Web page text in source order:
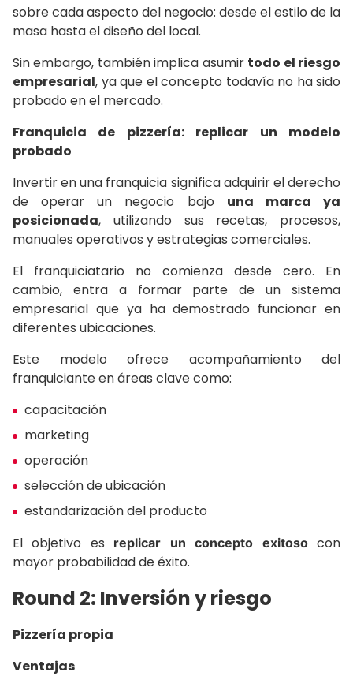
sobre cada aspecto del negocio: desde el estilo de la
masa hasta el diseño del local.
Sin embargo, también implica asumir todo el riesgo
empresarial, ya que el concepto todavía no ha sido
probado en el mercado.
Franquicia de pizzería: replicar un modelo
probado
Invertir en una franquicia significa adquirir el derecho
de operar un negocio bajo una marca ya
posicionada, utilizando sus recetas, procesos,
manuales operativos y estrategias comerciales.
El franquiciatario no comienza desde cero. En
cambio, entra a formar parte de un sistema
empresarial que ya ha demostrado funcionar en
diferentes ubicaciones.
Este modelo ofrece acompañamiento del
franquiciante en áreas clave como:
capacitación
marketing
operación
selección de ubicación
estandarización del producto
El objetivo es
replicar un concepto exitosocon
mayor probabilidad de éxito.
Round 2: Inversión y riesgo
Pizzería propia
Ventajas